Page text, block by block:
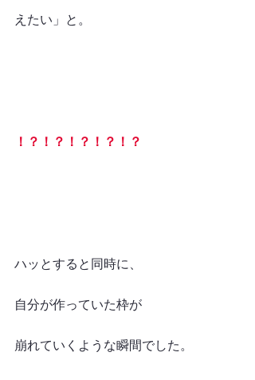
えたい」と。
！？！？！？！？！？
ハッとすると同時に、
自分が作っていた枠が
崩れていくような瞬間でした。